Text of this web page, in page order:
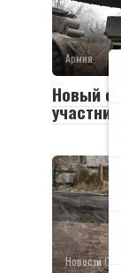
Армия
Новый
Новости СВО